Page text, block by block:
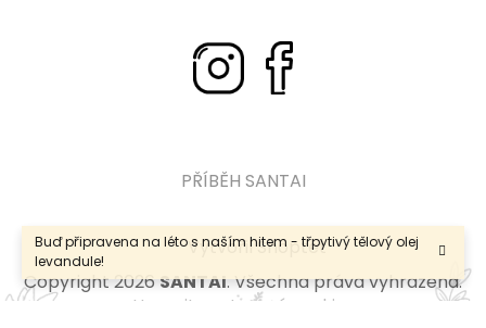
Buď připravena na léto s naším hitem - třpytivý tělový olej
levandule!
PŘÍBĚH SANTAI
Vytvořil Shoptet
Copyright 2026SANTAI. Všechna práva vyhrazena.
Upravit nastavení cookies